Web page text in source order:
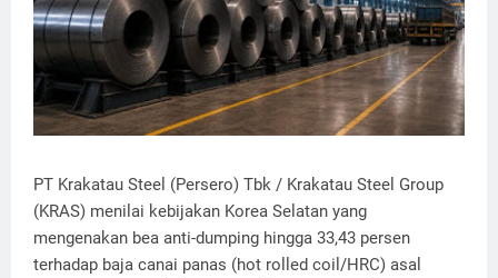
PT Krakatau Steel (Persero) Tbk / Krakatau Steel Group
(KRAS) menilai kebijakan Korea Selatan yang
mengenakan bea anti-dumping hingga 33,43 persen
terhadap baja canai panas (hot rolled coil/HRC) asal